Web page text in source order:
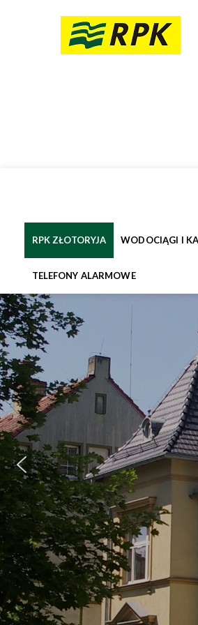
RPK ZŁOTORYJA WODOCIĄGI I
TELEFONY ALARMOWE